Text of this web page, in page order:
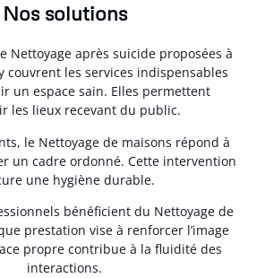
Nos solutions
Nettoyage après suicide proposées à
couvrent les services indispensables
un espace sain. Elles permettent
les lieux recevant du public.
le Nettoyage de maisons répond à
un cadre ordonné. Cette intervention
une hygiène durable.
bénéficient du Nettoyage de
prestation vise à renforcer l’image
propre contribue à la fluidité des
interactions.